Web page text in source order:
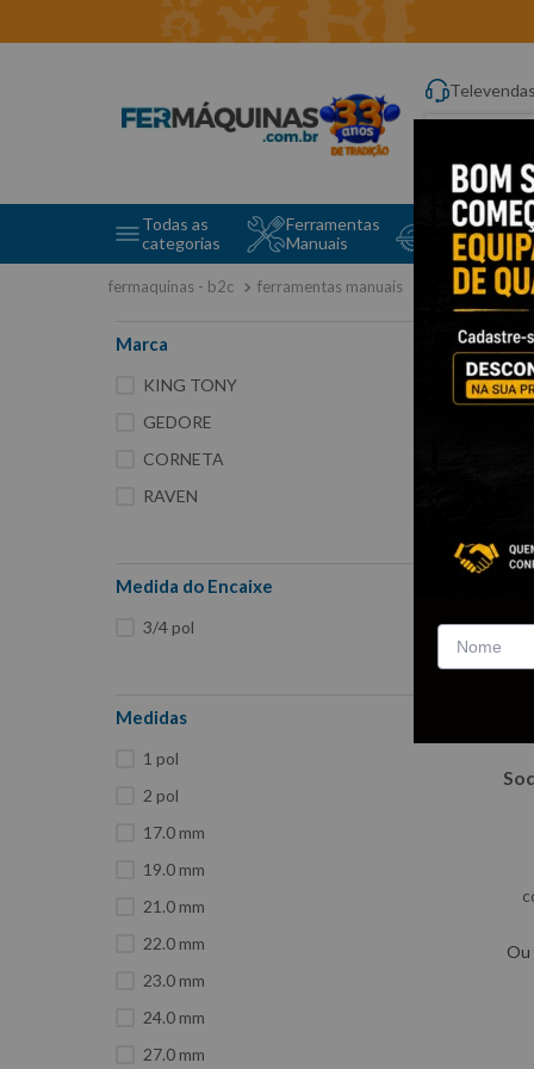
Digite aqui o
Todas as
categorias
Ferramentas
Manuais
e Máquinas
ferramentas manuais soquetes e
Marca
KING TONY
GEDORE
CORNETA
RAVEN
Medida do Encaixe
3/4 pol
Medidas
1 pol
2 pol
17.0 mm
19.0 mm
21.0 mm
22.0 mm
23.0 mm
24.0 mm
27.0 mm
60